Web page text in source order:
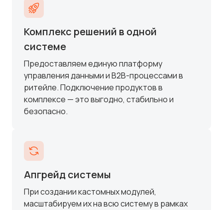
Комплекс решений в одной
системе
Предоставляем единую платформу
управления данными и B2B-процессами в
ритейле. Подключение продуктов в
комплексе — это выгодно, стабильно и
безопасно.
Апгрейд системы
При создании кастомных модулей,
масштабируем их на всю систему в рамках